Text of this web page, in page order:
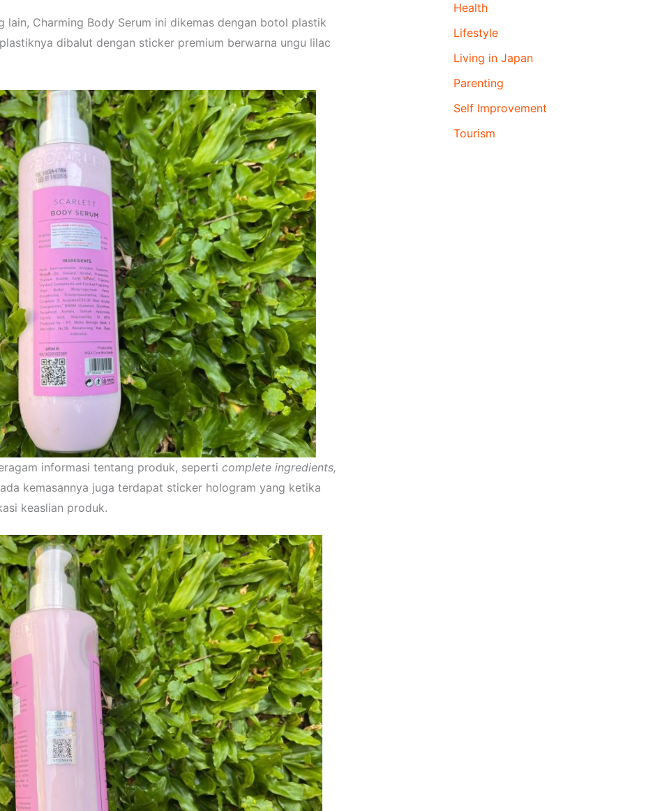
lain, Charming Body Serum ini dikemas dengan botol plastik
dibalut dengan sticker premium berwarna ungu lilac
informasi tentang produk, seperti complete ingredients,
kemasannya juga terdapat sticker hologram yang ketika
keaslian produk.
Health
Lifestyle
Living in Japan
Parenting
Self Improvement
Tourism